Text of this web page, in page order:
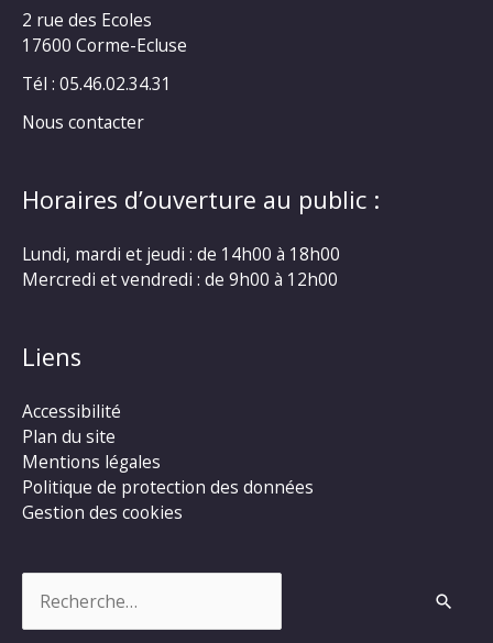
2 rue des Ecoles
17600 Corme-Ecluse
Tél : 05.46.02.34.31
Nous contacter
Horaires d’ouverture au public :
Lundi, mardi et jeudi : de 14h00 à 18h00
Mercredi et vendredi : de 9h00 à 12h00
Liens
Accessibilité
Plan du site
Mentions légales
Politique de protection des données
Gestion des cookies